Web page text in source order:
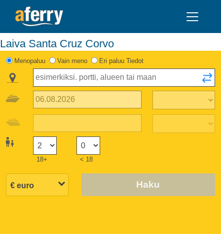
Laiva Santa Cruz Corvo
Menopaluu Vain meno Eri paluu Tiedot
18+ < 18
Haku